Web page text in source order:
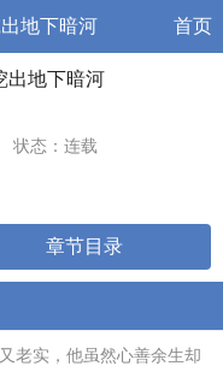
地下暗河 首页
出地下暗河
状态：连载
章节目录
老实，他虽然心善余生却